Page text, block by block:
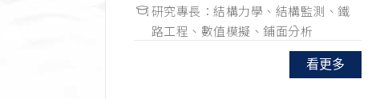
研究專長：結構力學、結構監測、鐵
路工程、數值模擬、鋪面分析
看更多